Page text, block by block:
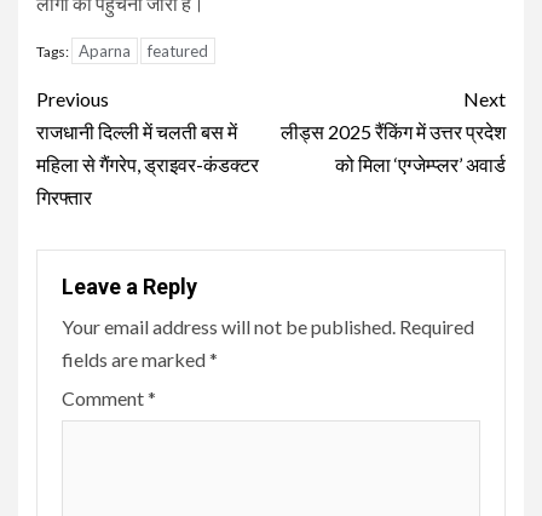
Tags: Aparna featured
Continue
Reading
Previous
राजधानी दिल्ली में चलती बस में
महिला से गैंगरेप, ड्राइवर-कंडक्टर
गिरफ्तार
Next
लीड्स 2025 रैंकिंग में उत्तर प्रदेश
को मिला ‘एग्जेम्प्लर’ अवार्ड
Leave a Reply
Your email address will not be published. Required
fields are marked*
Comment*